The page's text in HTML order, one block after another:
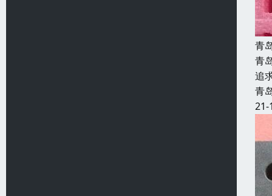
青
青
追
青
21-